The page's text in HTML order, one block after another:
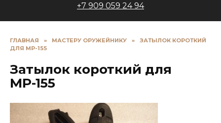
+7 909 059 24 94
ГЛАВНАЯ » МАСТЕРУ ОРУЖЕЙНИКУ »
ЗАТЫЛОК КОРОТКИЙ
ДЛЯ МР-155
Затылок короткий для
МР-155